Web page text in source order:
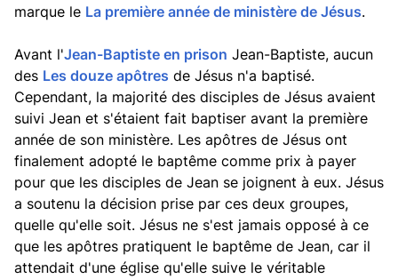
marque le La première année de ministère de Jésus.
Avant l'Jean-Baptiste en prison Jean-Baptiste, aucun
des Les douze apôtres de Jésus n'a baptisé.
Cependant, la majorité des disciples de Jésus avaient
suivi Jean et s'étaient fait baptiser avant la première
année de son ministère. Les apôtres de Jésus ont
finalement adopté le baptême comme prix à payer
pour que les disciples de Jean se joignent à eux. Jésus
a soutenu la décision prise par ces deux groupes,
quelle qu'elle soit. Jésus ne s'est jamais opposé à ce
que les apôtres pratiquent le baptême de Jean, car il
attendait d'une église qu'elle suive le véritable